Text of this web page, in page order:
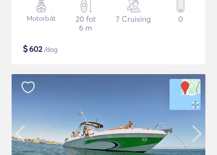
Motorbåt
20 fot
6 m
7 Cruising 0
$602/dag